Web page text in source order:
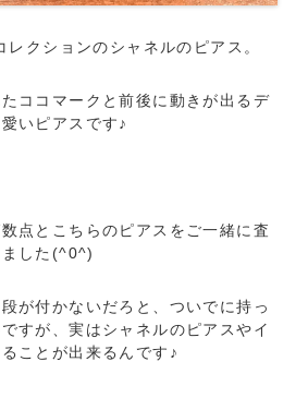
クションのシャネルのピアス。
ココマークと前後に動きが出るデ
いピアスです♪
点とこちらのピアスをご一緒に査
した(^0^)
が付かないだろと、ついでに持っ
すが、実はシャネルのピアスやイ
ことが出来るんです♪